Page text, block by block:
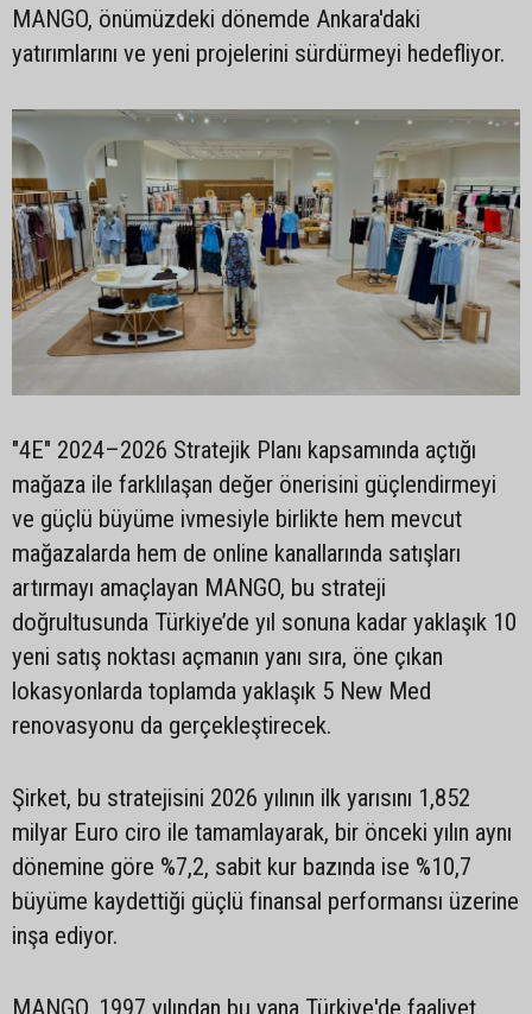
MANGO, önümüzdeki dönemde Ankara'daki
yatırımlarını ve yeni projelerini sürdürmeyi hedefliyor.
"4E" 2024–2026 Stratejik Planı kapsamında açtığı
mağaza ile farklılaşan değer önerisini güçlendirmeyi
ve güçlü büyüme ivmesiyle birlikte hem mevcut
mağazalarda hem de online kanallarında satışları
artırmayı amaçlayan MANGO, bu strateji
doğrultusunda Türkiye’de yıl sonuna kadar yaklaşık 10
yeni satış noktası açmanın yanı sıra, öne çıkan
lokasyonlarda toplamda yaklaşık 5 New Med
renovasyonu da gerçekleştirecek.
Şirket, bu stratejisini 2026 yılının ilk yarısını 1,852
milyar Euro ciro ile tamamlayarak, bir önceki yılın aynı
dönemine göre %7,2, sabit kur bazında ise %10,7
büyüme kaydettiği güçlü finansal performansı üzerine
inşa ediyor.
MANGO, 1997 yılından bu yana Türkiye'de faaliyet